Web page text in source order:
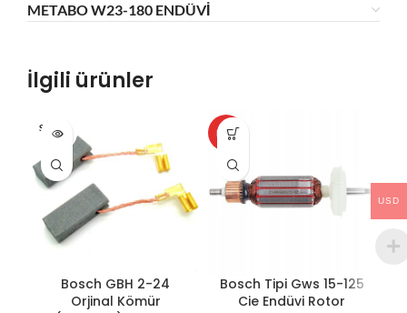
METABO W23-180 ENDÜVİ
İlgili ürünler
SOLD O
UT
Bosch GBH 2-24
Orjinal Kömür
HOT
Bosch Tipi Gws 15-125
Cie Endüvi Rotor
USD